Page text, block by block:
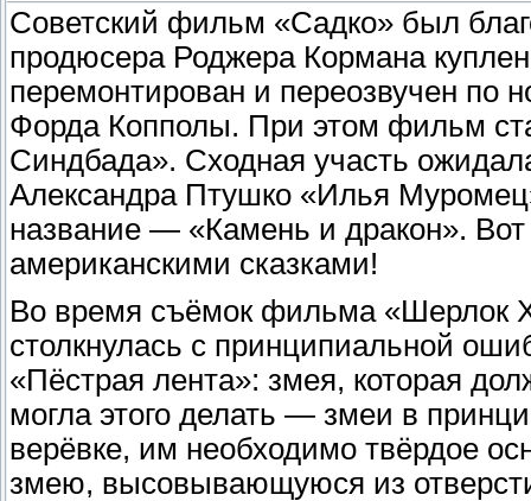
Советский фильм «Садко» был
продюсера Роджера Кормана
перемонтирован и переозвучен по
Форда Копполы. При этом фильм
Синдбада». Сходная участь
Александра Птушко «Илья
название — «Камень и дракон».
американскими сказками!
Во время съёмок фильма «Шерлок
столкнулась с принципиальной
«Пёстрая лента»: змея, которая
могла этого делать — змеи в
верёвке, им необходимо твёрдое
змею, высовывающуюся из